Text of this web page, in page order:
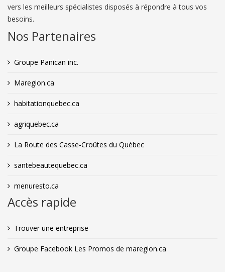
vers les meilleurs spécialistes disposés à répondre à tous vos
besoins.
Nos Partenaires
Groupe Panican inc.
Maregion.ca
habitationquebec.ca
agriquebec.ca
La Route des Casse-Croûtes du Québec
santebeautequebec.ca
menuresto.ca
Accès rapide
Trouver une entreprise
Groupe Facebook Les Promos de maregion.ca